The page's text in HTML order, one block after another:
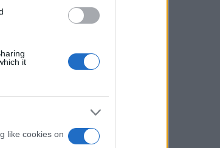
it
like cookies on
την ημέρα
τους στην
τη